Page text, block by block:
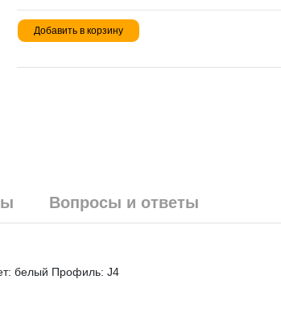
Добавить в корзину
Вопросы и ответы
белый Профиль: J4